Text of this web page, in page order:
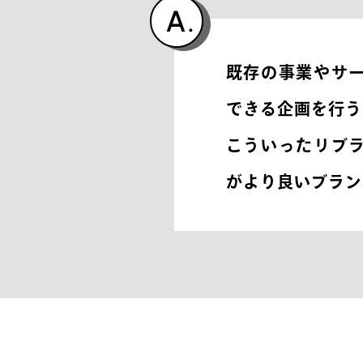
既存の事業やサ
できる企画を行
こういったリブ
がより良いブラ